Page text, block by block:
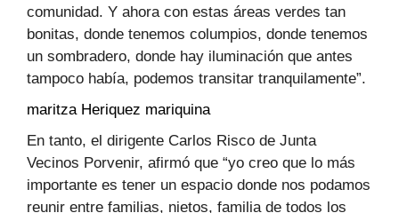
comunidad. Y ahora con estas áreas verdes tan
bonitas, donde tenemos columpios, donde tenemos
un sombradero, donde hay iluminación que antes
tampoco había, podemos transitar tranquilamente”.
maritza Heriquez mariquina
En tanto, el dirigente Carlos Risco de Junta
Vecinos Porvenir, afirmó que “yo creo que lo más
importante es tener un espacio donde nos podamos
reunir entre familias, nietos, familia de todos los